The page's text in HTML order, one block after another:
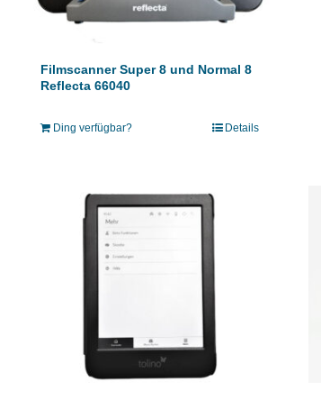
Filmscanner Super 8 und Normal 8
Reflecta 66040
Ding verfügbar? Details